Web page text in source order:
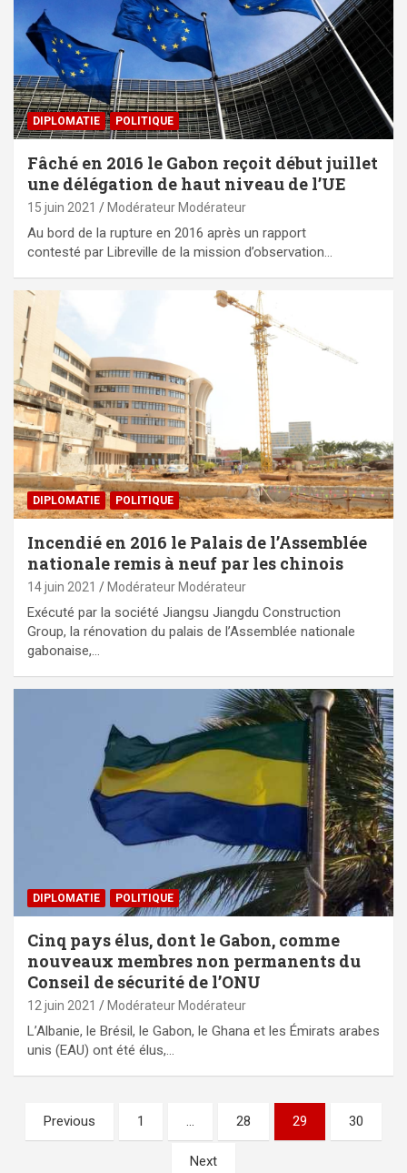
DIPLOMATIE POLITIQUE
Fâché en 2016 le Gabon reçoit début juillet
une délégation de haut niveau de l’UE
15 juin 2021 Modérateur Modérateur
Au bord de la rupture en 2016 après un rapport
contesté par Libreville de la mission d’observation…
DIPLOMATIE POLITIQUE
Incendié en 2016 le Palais de l’Assemblée
nationale remis à neuf par les chinois
14 juin 2021 Modérateur Modérateur
Exécuté par la société Jiangsu Jiangdu Construction
Group, la rénovation du palais de l’Assemblée nationale
gabonaise,…
DIPLOMATIE POLITIQUE
Cinq pays élus, dont le Gabon, comme
nouveaux membres non permanents du
Conseil de sécurité de l’ONU
12 juin 2021 Modérateur Modérateur
L’Albanie, le Brésil, le Gabon, le Ghana et les Émirats arabes
unis (EAU) ont été élus,…
Pagination
des
Previous 1 … 28 29 30
Next